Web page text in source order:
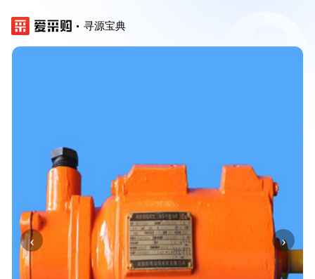
寻源宝典
‹ ›